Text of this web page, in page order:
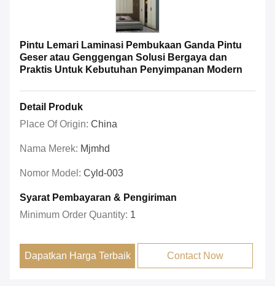
Pintu Lemari Laminasi Pembukaan Ganda Pintu
Geser atau Genggengan Solusi Bergaya dan
Praktis Untuk Kebutuhan Penyimpanan Modern
Detail Produk
Place Of Origin: China
Nama Merek: Mjmhd
Nomor Model: Cyld-003
Syarat Pembayaran & Pengiriman
Minimum Order Quantity: 1
Dapatkan Harga Terbaik Contact Now